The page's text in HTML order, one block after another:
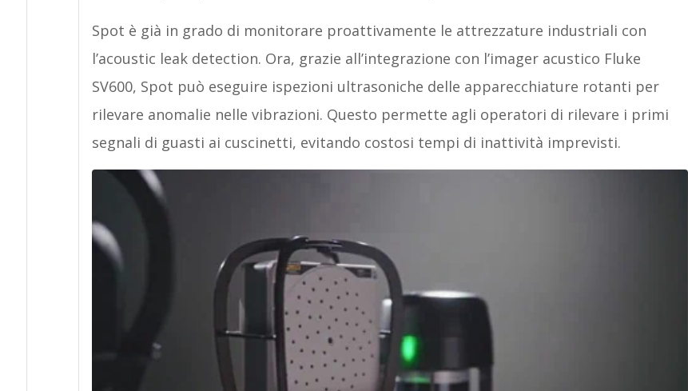
Spot è già in grado di monitorare proattivamente le attrezzature industriali con
l’acoustic leak detection. Ora, grazie all’integrazione con l’imager acustico Fluke
SV600, Spot può eseguire ispezioni ultrasoniche delle apparecchiature rotanti per
rilevare anomalie nelle vibrazioni. Questo permette agli operatori di rilevare i primi
segnali di guasti ai cuscinetti, evitando costosi tempi di inattività imprevisti.